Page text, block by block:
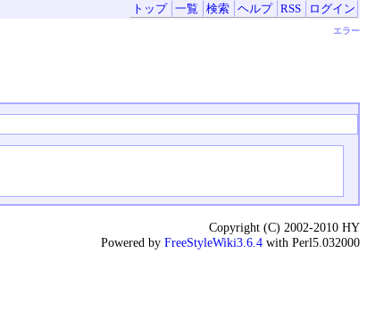
トップ 一覧 検索 ヘルプ RSS ログイン
エラー
Copyright (C) 2002-2010 HY
Powered by FreeStyleWiki3.6.4 with Perl5.032000